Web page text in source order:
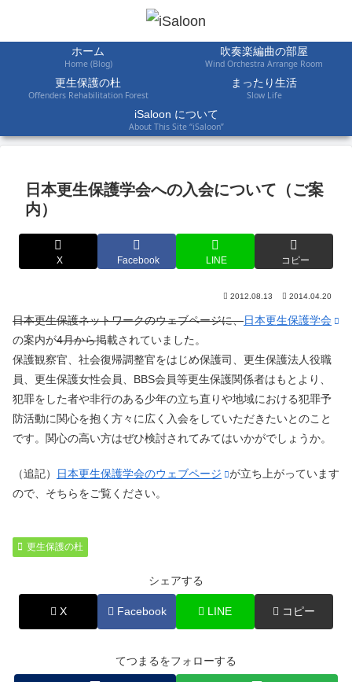
ホーム
Home (Blog)
吹奏楽編曲の部屋
Wind Orchestra Arrange Room
更生保護の杜
Offenders Rehabilitation Forest
まったり生活
Slow Life
iSaloon について
About This Site “iSaloon”
日本更生保護学会への入会について（ご案
内）
X Facebook LINE コピー
2012.08.13 2014.04.20
日本更生保護ネットワークのウェブページに、日本更生保護学会
の案内が4月から掲載されていました。
保護観察官、社会復帰調整官をはじめ保護司、更生保護法人役職
員、更生保護女性会員、BBS会員等更生保護関係者はもとより、
犯罪をした者や非行のある少年の立ち直りや地域における犯罪予
防活動に関心を抱く方々に広く入会をしていただきたいとのこと
です。関心の高い方はぜひ検討されてみてはいかがでしょうか。
（追記） 日本更生保護学会のウェブページ
が立ち上がっています
ので、そちらをご覧ください。
更生保護の杜
シェアする
X Facebook LINE コピー
てつまるをフォローする